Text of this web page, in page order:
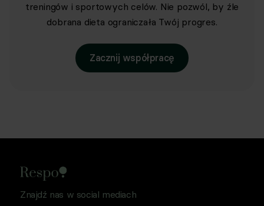
treningów i sportowych celów. Nie pozwól, by źle
dobrana dieta ograniczała Twój progres.
Zacznij współpracę
Znajdź nas w social mediach